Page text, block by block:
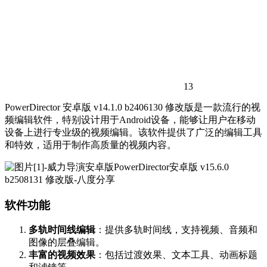
13
PowerDirector 安卓版 v14.1.0 b2406130 修改版是一款流行的视
频编辑软件，特别设计用于Android设备，能够让用户在移动
设备上进行专业级的视频编辑。该软件提供了广泛的编辑工具
和特效，适用于制作高质量的视频内容。
软件功能
多轨时间线编辑：提供多轨时间线，支持视频、音频和
图像的层叠编辑。
丰富的视频效果 ：包括过渡效果、文本工具、动画标题